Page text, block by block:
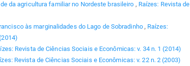
da agricultura familiar no Nordeste brasileiro , Raízes: Revista de
às marginalidades do Lago de Sobradinho, Raízes:
Revista de Ciências Sociais e Econômicas: v. 34 n. 1 (2014)
Revista de Ciências Sociais e Econômicas: v. 22 n. 2 (2003)